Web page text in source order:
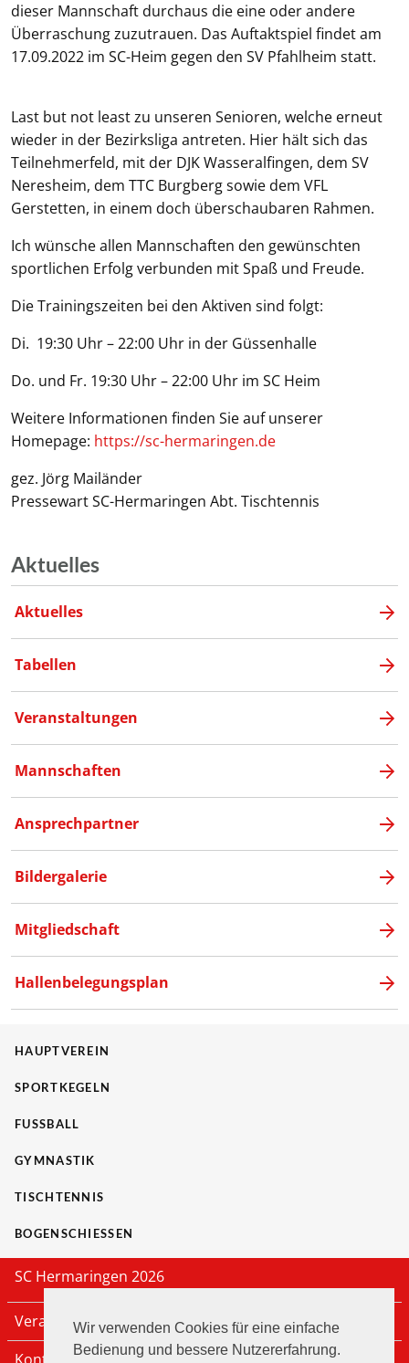
Wir verwenden Cookies für eine einfache
Bedienung und bessere Nutzererfahrung.
dieser Mannschaft durchaus die eine oder andere
Überraschung zuzutrauen. Das Auftaktspiel findet am
17.09.2022 im SC-Heim gegen den SV Pfahlheim statt.
Last but not least zu unseren Senioren, welche erneut
wieder in der Bezirksliga antreten. Hier hält sich das
Teilnehmerfeld, mit der DJK Wasseralfingen, dem SV
Neresheim, dem TTC Burgberg sowie dem VFL
Gerstetten, in einem doch überschaubaren Rahmen.
Ich wünsche allen Mannschaften den gewünschten
sportlichen Erfolg verbunden mit Spaß und Freude.
Die Trainingszeiten bei den Aktiven sind folgt:
Di. 19:30 Uhr – 22:00 Uhr in der Güssenhalle
Do. und Fr. 19:30 Uhr – 22:00 Uhr im SC Heim
Weitere Informationen finden Sie auf unserer
Homepage: https://sc-hermaringen.de
gez. Jörg Mailänder
Pressewart SC-Hermaringen Abt. Tischtennis
Aktuelles
Aktuelles
Tabellen
Veranstaltungen
Mannschaften
Ansprechpartner
Bildergalerie
Mitgliedschaft
Hallenbelegungsplan
HAUPTVEREIN
SPORTKEGELN
FUSSBALL
GYMNASTIK
TISCHTENNIS
BOGENSCHIESSEN
SC Hermaringen 2026
Veranstaltungen